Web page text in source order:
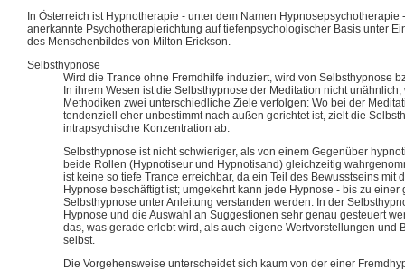
In Österreich ist Hypnotherapie - unter dem Namen Hypnosepsychotherapie
anerkannte Psychotherapierichtung auf tiefenpsychologischer Basis unter
des Menschenbildes von Milton Erickson.
Selbsthypnose
Wird die Trance ohne Fremdhilfe induziert, wird von Selbsthypnose
In ihrem Wesen ist die Selbsthypnose der Meditation nicht
Methodiken zwei unterschiedliche Ziele verfolgen: Wo bei der
tendenziell eher unbestimmt nach außen gerichtet ist, zielt die
intrapsychische Konzentration ab.
Selbsthypnose ist nicht schwieriger, als von einem Gegenüber
beide Rollen (Hypnotiseur und Hypnotisand) gleichzeitig
ist keine so tiefe Trance erreichbar, da ein Teil des Bewusstseins mit
Hypnose beschäftigt ist; umgekehrt kann jede Hypnose - bis zu einer
Selbsthypnose unter Anleitung verstanden werden. In der
Hypnose und die Auswahl an Suggestionen sehr genau gesteuert
das, was gerade erlebt wird, als auch eigene Wertvorstellungen und
selbst.
Die Vorgehensweise unterscheidet sich kaum von der einer